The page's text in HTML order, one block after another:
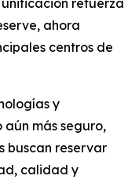
unificación refuerza
ahora
centros de
y
más seguro,
buscan reservar
calidad y